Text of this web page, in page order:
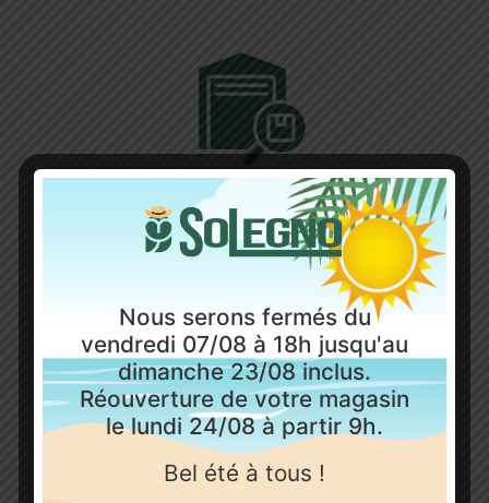
Stock permanent
Disponibilité immédiate à Lyon sur de nombreux
produits tels que les parquets, les sols vinyles, sols
stratifiés, lames de terrasse bois au composite.
Mais aussi tous les produits de pose et d’entretien.
Nous serons fermés du
vendredi 07/08 à 18h jusqu'au
dimanche 23/08 inclus.
Réouverture de votre magasin
le lundi 24/08 à partir 9h.
Bel été à tous !